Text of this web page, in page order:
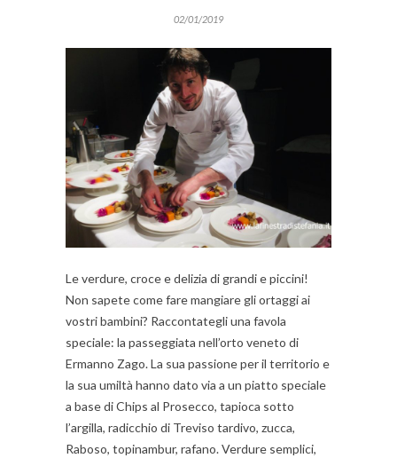
02/01/2019
Le verdure, croce e delizia di grandi e piccini!
Non sapete come fare mangiare gli ortaggi ai
vostri bambini? Raccontategli una favola
speciale: la passeggiata nell’orto veneto di
Ermanno Zago. La sua passione per il territorio e
la sua umiltà hanno dato via a un piatto speciale
a base di Chips al Prosecco, tapioca sotto
l’argilla, radicchio di Treviso tardivo, zucca,
Raboso, topinambur, rafano. Verdure semplici,